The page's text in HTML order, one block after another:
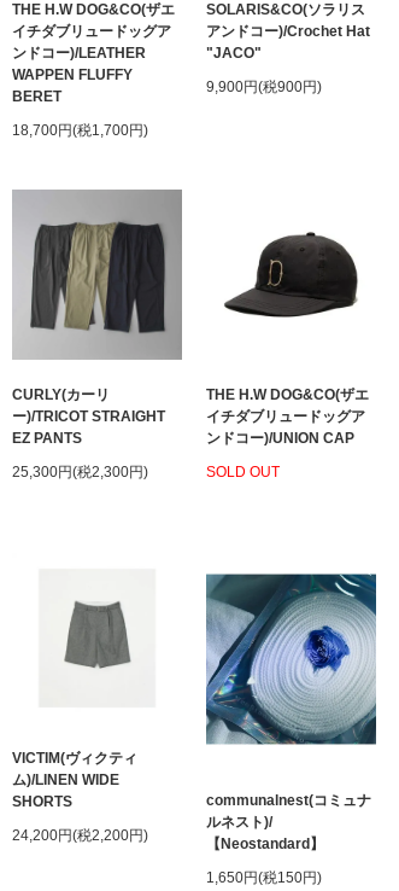
THE H.W DOG&CO(ザエ
イチダブリュードッグア
ンドコー)/LEATHER
WAPPEN FLUFFY
BERET
18,700円(税1,700円)
SOLARIS&CO(ソラリス
アンドコー)/Crochet Hat
"JACO"
9,900円(税900円)
CURLY(カーリ
ー)/TRICOT STRAIGHT
EZ PANTS
25,300円(税2,300円)
THE H.W DOG&CO(ザエ
イチダブリュードッグア
ンドコー)/UNION CAP
SOLD OUT
VICTIM(ヴィクティ
ム)/LINEN WIDE
SHORTS
24,200円(税2,200円)
communalnest(コミュナ
ルネスト)/
【Neostandard】
1,650円(税150円)